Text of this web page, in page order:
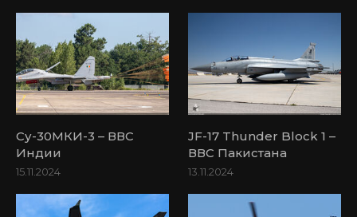
Су-30МКИ-3 – ВВС
Индии
15.11.2024
JF-17 Thunder Block 1 –
ВВС Пакистана
13.11.2024